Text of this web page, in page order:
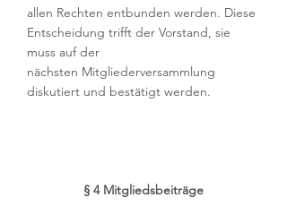
allen Rechten entbunden werden. Diese
Entscheidung trifft der Vorstand, sie
muss auf der
nächsten Mitgliederversammlung
diskutiert und bestätigt werden.
§ 4 Mitgliedsbeiträge